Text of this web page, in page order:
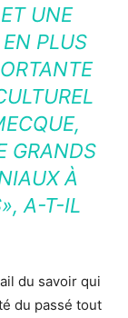
UNE
PLUS
GRANDS
À
, A-T-IL
du savoir qui
du passé tout